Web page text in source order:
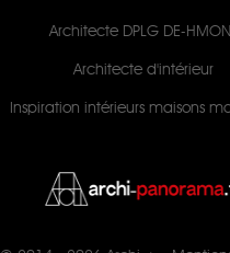
Architecte DPLG DE-
Architecte d'intérieur
Inspiration intérieurs maisons